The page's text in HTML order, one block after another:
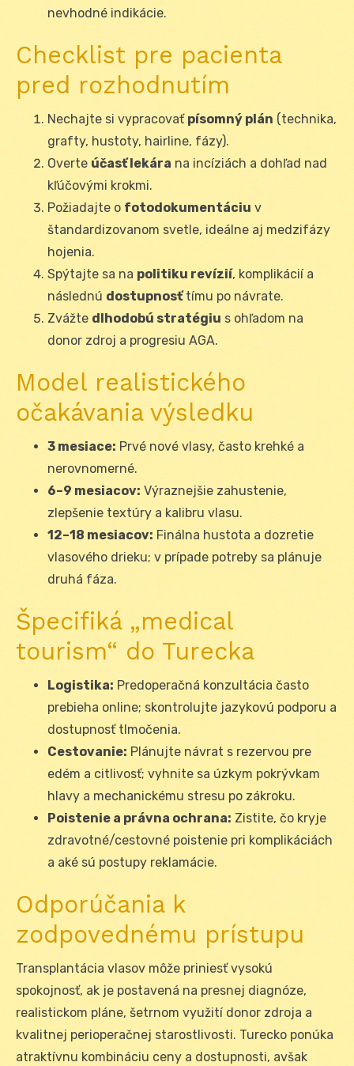
nevhodné indikácie.
Checklist pre pacienta
pred rozhodnutím
Nechajte si vypracovať písomný plán (technika,
grafty, hustoty, hairline, fázy).
Overte účasť lekára na incíziách a dohľad nad
kľúčovými krokmi.
Požiadajte o fotodokumentáciu v
štandardizovanom svetle, ideálne aj medzifázy
hojenia.
Spýtajte sa na politiku revízií, komplikácií a
následnú dostupnosťtímu po návrate.
Zvážte dlhodobú stratégiu s ohľadom na
donor zdroj a progresiu AGA.
Model realistického
očakávania výsledku
3 mesiace: Prvé nové vlasy, často krehké a
nerovnomerné.
6–9 mesiacov: Výraznejšie zahustenie,
zlepšenie textúry a kalibru vlasu.
12–18 mesiacov: Finálna hustota a dozretie
vlasového drieku; v prípade potreby sa plánuje
druhá fáza.
Špecifiká „medical
tourism“ do Turecka
Logistika: Predoperačná konzultácia často
prebieha online; skontrolujte jazykovú podporu a
dostupnosť tlmočenia.
Cestovanie: Plánujte návrat s rezervou pre
edém a citlivosť; vyhnite sa úzkym pokrývkam
hlavy a mechanickému stresu po zákroku.
Poistenie a právna ochrana: Zistite, čo kryje
zdravotné/cestovné poistenie pri komplikáciách
a aké sú postupy reklamácie.
Odporúčania k
zodpovednému prístupu
Transplantácia vlasov môže priniesť vysokú
spokojnosť, ak je postavená na presnej diagnóze,
realistickom pláne, šetrnom využití donor zdroja a
kvalitnej perioperačnej starostlivosti. Turecko ponúka
atraktívnu kombináciu ceny a dostupnosti, avšak